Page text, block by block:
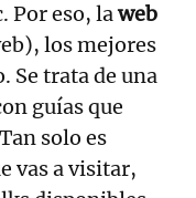
Por eso, laweb
los mejores
Se trata de una
guías que
solo es
vas a visitar,